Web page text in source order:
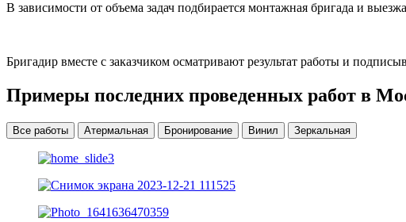
В зависимости от объема задач подбирается монтажная бригада и
Бригадир вместе с заказчиком осматривают результат работы и
Примеры последних проведенных работ в
Все работы Атермальная Бронирование Винил Зеркальная